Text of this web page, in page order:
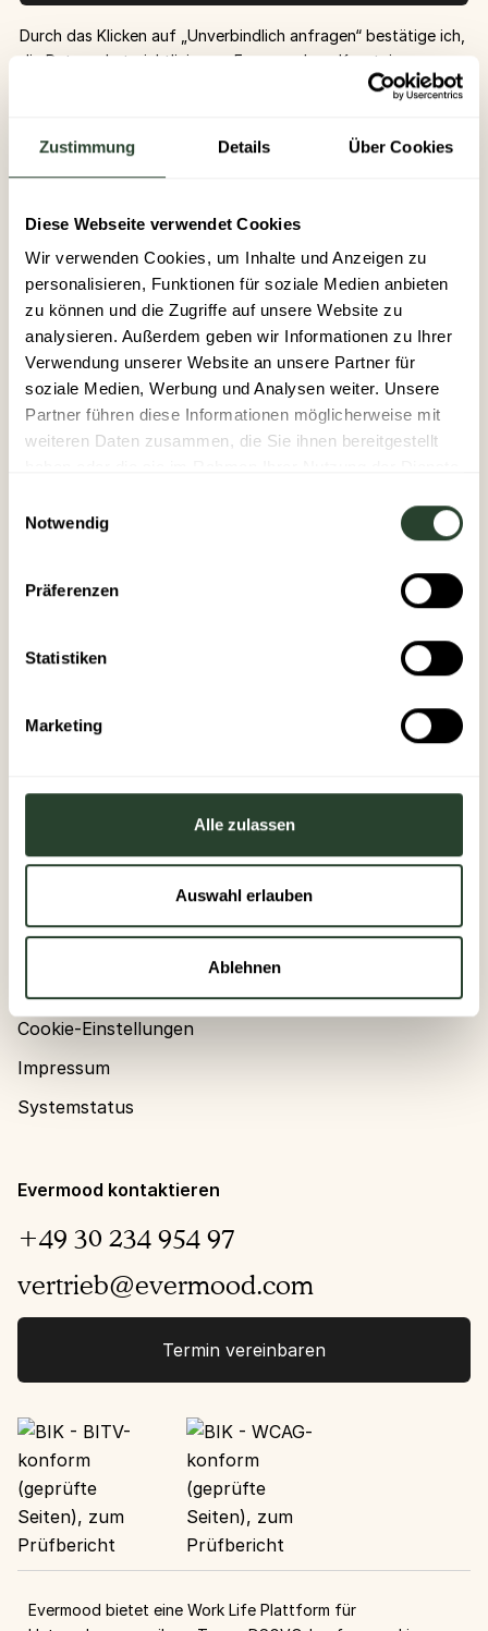
Zustimmung Details Über Cookies
Diese Webseite verwendet Cookies
Wir verwenden Cookies, um Inhalte und Anzeigen zu
personalisieren, Funktionen für soziale Medien anbieten
zu können und die Zugriffe auf unsere Website zu
analysieren. Außerdem geben wir Informationen zu Ihrer
Verwendung unserer Website an unsere Partner für
soziale Medien, Werbung und Analysen weiter. Unsere
Partner führen diese Informationen möglicherweise mit
weiteren Daten zusammen, die Sie ihnen bereitgestellt
Notwendig
Präferenzen
Statistiken
Marketing
Alle zulassen
Auswahl erlauben
Ablehnen
Durch das Klicken auf „Unverbindlich anfragen“ bestätige ich,
dieDatenschutzrichtlinievon Evermood zur Kenntnis
genommen zu haben, und willige ein, E-Mails zu Produkten,
Produkte
Evermood Care
Evermood Discover
Evermood Return
Preise
Über uns
Presse
Werde Evermood Speaker:in
Cookie-Einstellungen
Impressum
Systemstatus
Evermood kontaktieren
+49 30 234 954 97
vertrieb@evermood.com
Termin vereinbaren
Evermood bietet eine Work Life Plattform für